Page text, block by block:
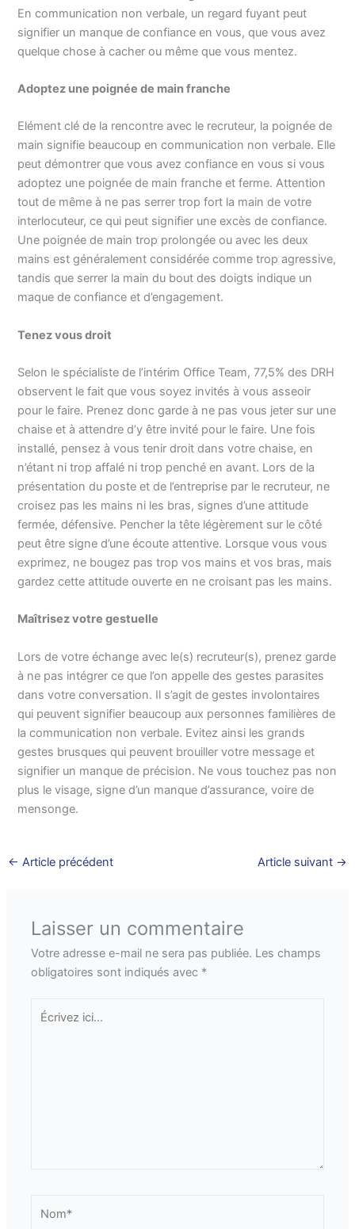
En communication non verbale, un regard fuyant peut
signifier un manque de confiance en vous, que vous avez
quelque chose à cacher ou même que vous mentez.
Adoptez une poignée de main franche
Elément clé de la rencontre avec le recruteur, la poignée de
main signifie beaucoup en communication non verbale. Elle
peut démontrer que vous avez confiance en vous si vous
adoptez une poignée de main franche et ferme. Attention
tout de même à ne pas serrer trop fort la main de votre
interlocuteur, ce qui peut signifier une excès de confiance.
Une poignée de main trop prolongée ou avec les deux
mains est généralement considérée comme trop agressive,
tandis que serrer la main du bout des doigts indique un
maque de confiance et d’engagement.
Tenez vous droit
Selon le spécialiste de l’intérim Office Team, 77,5% des DRH
observent le fait que vous soyez invités à vous asseoir
pour le faire. Prenez donc garde à ne pas vous jeter sur une
chaise et à attendre d’y être invité pour le faire. Une fois
installé, pensez à vous tenir droit dans votre chaise, en
n’étant ni trop affalé ni trop penché en avant. Lors de la
présentation du poste et de l’entreprise par le recruteur, ne
croisez pas les mains ni les bras, signes d’une attitude
fermée, défensive. Pencher la tête légèrement sur le côté
peut être signe d’une écoute attentive. Lorsque vous vous
exprimez, ne bougez pas trop vos mains et vos bras, mais
gardez cette attitude ouverte en ne croisant pas les mains.
Maîtrisez votre gestuelle
Lors de votre échange avec le(s) recruteur(s), prenez garde
à ne pas intégrer ce que l’on appelle des gestes parasites
dans votre conversation. Il s’agit de gestes involontaires
qui peuvent signifier beaucoup aux personnes familières de
la communication non verbale. Evitez ainsi les grands
gestes brusques qui peuvent brouiller votre message et
signifier un manque de précision. Ne vous touchez pas non
plus le visage, signe d’un manque d’assurance, voire de
mensonge.
← Article précédent Article suivant →
Laisser un commentaire
Votre adresse e-mail ne sera pas publiée. Les champs
obligatoires sont indiqués avec *
Écrivez